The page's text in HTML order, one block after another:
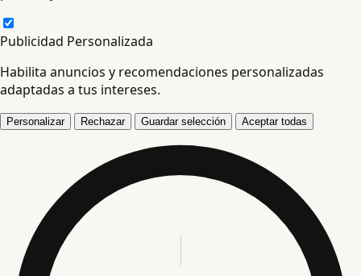
Publicidad Personalizada
Habilita anuncios y recomendaciones personalizadas
adaptadas a tus intereses.
Personalizar Rechazar Guardar selección Aceptar todas